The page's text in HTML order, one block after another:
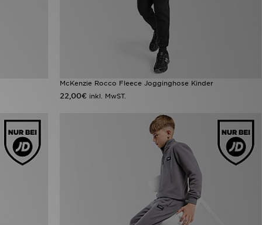
McKenzie Rocco Fleece Jogginghose Kinder
22,00€ inkl. MwST.